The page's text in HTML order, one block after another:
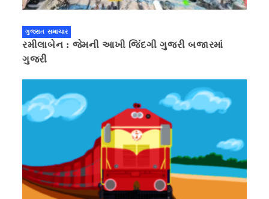
ગુજરાત સમાચાર
રમીલાબેન : જેમની આખી જિંદગી ગુજરી બજારમાં
ગુજરી